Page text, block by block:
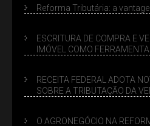
Reforma Tributária: a
ESCRITURA DE COMPRA E
IMÓVEL COMO
RECEITA FEDERAL ADOTA
SOBRE A TRIBUTAÇÃO DA
O AGRONEGÓCIO NA